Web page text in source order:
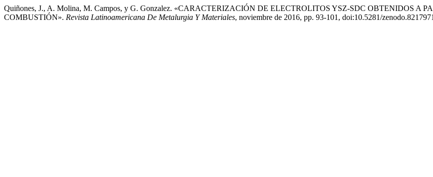
Quiñones, J., A. Molina, M. Campos, y G. Gonzalez. «CARACTERIZACIÓN DE ELECTROLITOS YSZ-SDC OBTENIDOS A
COMBUSTIÓN». Revista Latinoamericana De Metalurgia Y Materiales, noviembre de 2016, pp. 93-101, doi:10.5281/